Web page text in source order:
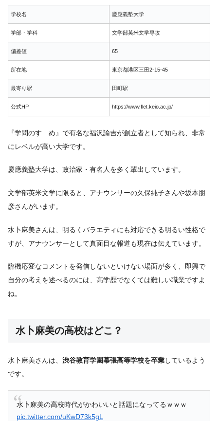
学校名 慶應義塾大学
学部・学科 文学部英米文学専攻
偏差値 65
所在地 東京都港区三田2-15-45
最寄り駅 田町駅
公式HP https://www.flet.keio.ac.jp/
『学問のすゝめ』で有名な福沢諭吉が創立者として知られ、非常
にレベルが高い大学です。
慶應義塾大学は、政治家・有名人を多く輩出しています。
文学部英米文学に限ると、アナウンサーの久保純子さんや坂本朋
彦さんがいます。
水卜麻美さんは、明るくバラエティにも対応できる明るい性格で
すが、アナウンサーとして真面目な報道も現在は伝えています。
臨機応変なコメントを発信しないといけない場面が多く、即興で
自分の考えを述べるのには、高学歴でなくては難しい職業ですよ
ね。
水卜麻美の高校はどこ？
水卜麻美さんは、 渋谷教育学園幕張高等学校を卒業しているよう
です。
水卜麻美の高校時代がかわいいと話題になってるｗｗｗ
pic.twitter.com/uKwD73k5gL